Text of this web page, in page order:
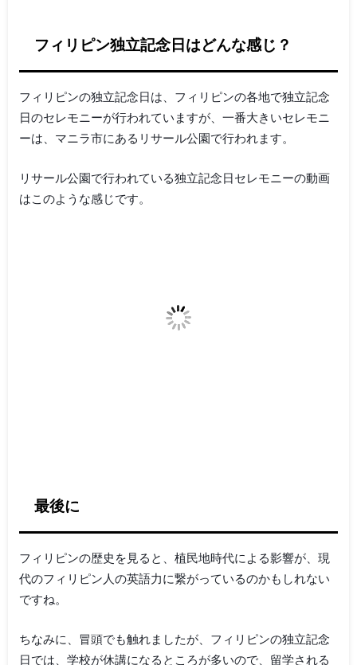
フィリピン独立記念日はどんな感じ？
フィリピンの独立記念日は、フィリピンの各地で独立記念
日のセレモニーが行われていますが、一番大きいセレモニ
ーは、マニラ市にあるリサール公園で行われます。
リサール公園で行われている独立記念日セレモニーの動画
はこのような感じです。
最後に
フィリピンの歴史を見ると、植民地時代による影響が、現
代のフィリピン人の英語力に繋がっているのかもしれない
ですね。
ちなみに、冒頭でも触れましたが、フィリピンの独立記念
日では、学校が休講になるところが多いので、留学される